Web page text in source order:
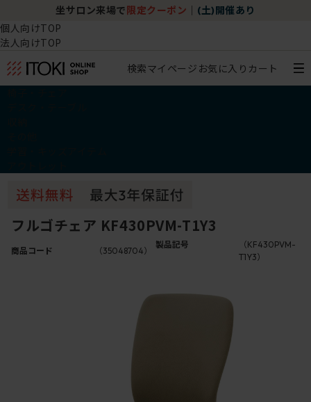
坐サロン来場で 限定クーポン (土)開催あり
個人向けTOP
法人向けTOP
検索マイページ お気に入り カート
フルゴチェア KF430PVM-T1Y3
商品コード （35048704）
製品記号
（KF430PVM-
T1Y3）